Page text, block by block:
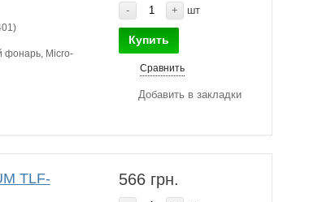
фонарь, Micro-
- + шт
Купить
Сравнить
Добавить в закладки
TLF-
566 грн.